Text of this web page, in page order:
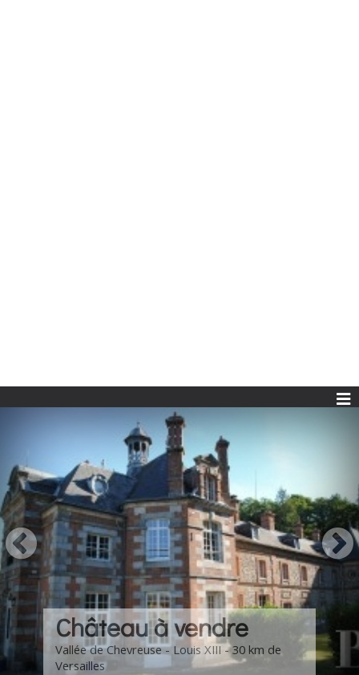
Château à vendre
Vallée de Chevreuse - Louis XIII - 30 km de
Versailles